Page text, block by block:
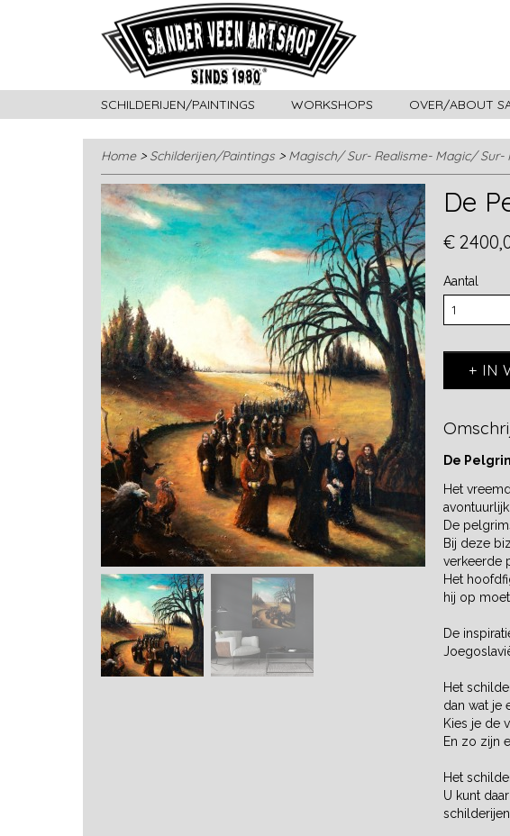
SCHILDERIJEN/PAINTINGS WORKSHOPS OVER/ABOUT
Home> Schilderijen/Paintings > Magisch/ Sur- Realisme- Magic/ Sur-
De
€
Aantal
IN
De
Het
avontuurlijk.
De
Bij deze
verkeerde
Het
hij op moet.
De
Het
dan wat je
Kies je de
En zo zijn
Het
U kunt